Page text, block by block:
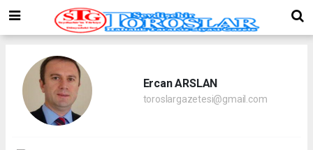
Ercan ARSLAN
toroslargazetesi@gmail.com